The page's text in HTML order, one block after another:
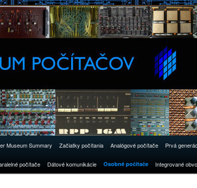
Museum Summary Začiatky počítania Analógové počítače Prvá
počítače Dátové komunikácie Osobné počítače Integrované